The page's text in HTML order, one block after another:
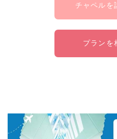
チャペルを
プランを